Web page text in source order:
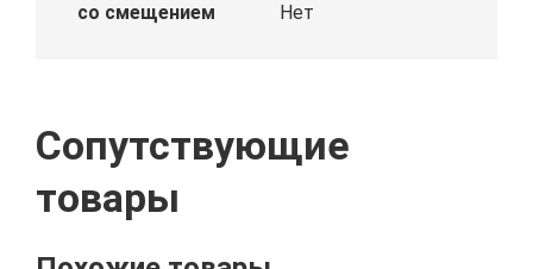
со смещением Нет
Сопутствующие
товары